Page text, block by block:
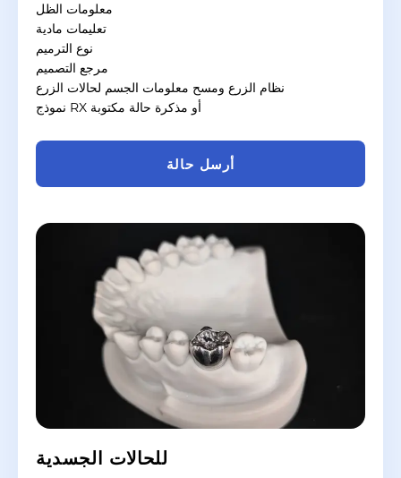
معلومات الظل
تعليمات مادية
نوع الترميم
مرجع التصميم
نظام الزرع ومسح معلومات الجسم لحالات الزرع
نموذج RX أو مذكرة حالة مكتوبة
أرسل حالة
للحالات الجسدية